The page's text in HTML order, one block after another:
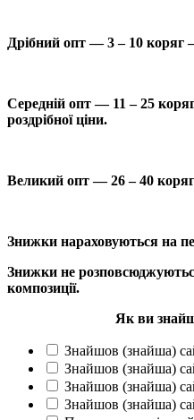
Дрібний опт — 3 – 10 коряг –
Середній опт — 11 – 25 коряг
роздрібної ціни.
Великий опт — 26 – 40 коряг
Знижки нараховуються на
Знижки не
композиції.
Як ви
Знайшов (знайша)
Знайшов (знайша)
Знайшов (знайша)
Знайшов (знайша)